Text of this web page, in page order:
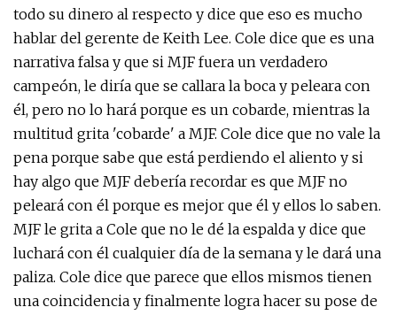
todo su dinero al respecto y dice que eso es mucho
hablar del gerente de Keith Lee. Cole dice que es una
narrativa falsa y que si MJF fuera un verdadero
campeón, le diría que se callara la boca y peleara con
él, pero no lo hará porque es un cobarde, mientras la
multitud grita 'cobarde' a MJF. Cole dice que no vale la
pena porque sabe que está perdiendo el aliento y si
hay algo que MJF debería recordar es que MJF no
peleará con él porque es mejor que él y ellos lo saben.
MJF le grita a Cole que no le dé la espalda y dice que
luchará con él cualquier día de la semana y le dará una
paliza. Cole dice que parece que ellos mismos tienen
una coincidencia y finalmente logra hacer su pose de